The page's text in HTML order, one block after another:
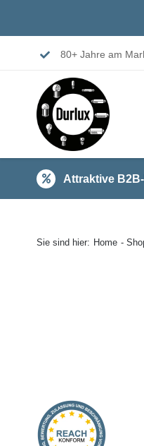
80+ Jahre am
Attraktive
Sie sind hier: Home